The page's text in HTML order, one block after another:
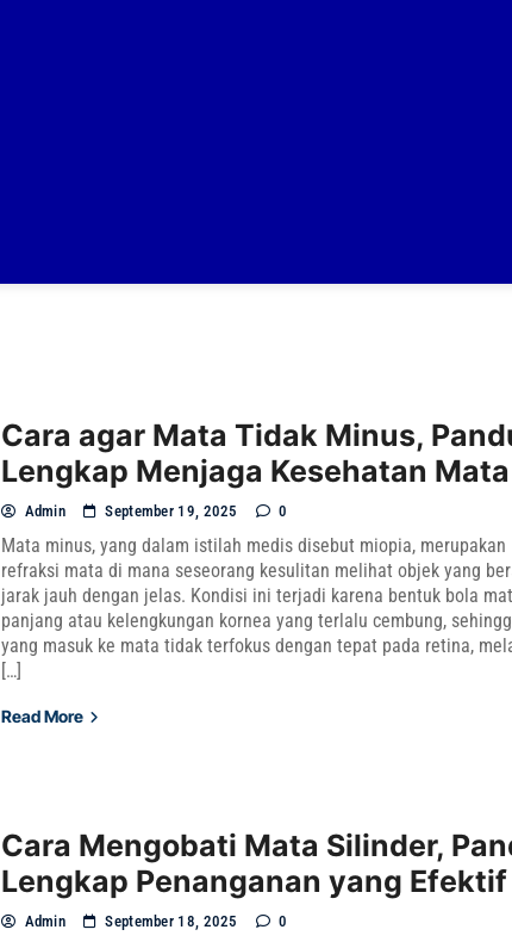
Cara agar Mata Tidak Minus,
Lengkap Menjaga Kesehatan Mata
Admin September 19, 2025 0
Mata minus, yang dalam istilah medis disebut miopia, merupakan
refraksi mata di mana seseorang kesulitan melihat objek yang
jarak jauh dengan jelas. Kondisi ini terjadi karena bentuk bola
panjang atau kelengkungan kornea yang terlalu cembung,
yang masuk ke mata tidak terfokus dengan tepat pada retina,
[…]
Read More
Cara Mengobati Mata Silinder,
Lengkap Penanganan yang Efektif
Admin September 18, 2025 0